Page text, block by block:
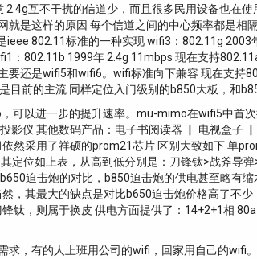
互不干扰的信道少，而且很多民用设备也在
是这样的原因 每个信道之间的中心频率都是
802.11标准的一种实现 wifi3：802.11g
：802.11b 1999年 2.4g 11mbps 现在支持
还是wifi5和wifi6。wifi标准向下兼容 现在支持
前的主流 同样定位入门级别的b850大板，和
可以进一步的提升速率。mu-mimo在wifi5中首
仪 其他数码产品：电子书阅读器 ▏ 电视盒子
然采用了祥硕的prom21芯片 区别大致如下 单
位如上表，从高到低分别是：刀锋钛>战斧导
迫击炮的对比，b850迫击炮的供电甚至略有
，其最大的缺点是对比b650迫击炮价格高了不
钛，则属于换皮 供电方面提供了：14+2+1相
，有的人上班用公司的wifi，回家用自己的wifi